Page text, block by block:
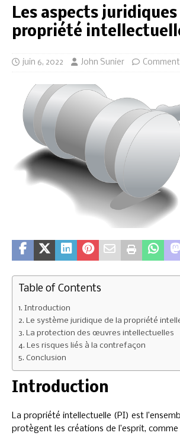
Les aspects juridiques
propriété
juin 6, 2022 John Sunier
Table of Contents
Introduction
Le système juridique de la propriété
La protection des œuvres intellectuelles
Les risques liés à la contrefaçon
Conclusion
Introduction
La propriété intellectuelle (PI) est
protègent les créations de l’esprit,